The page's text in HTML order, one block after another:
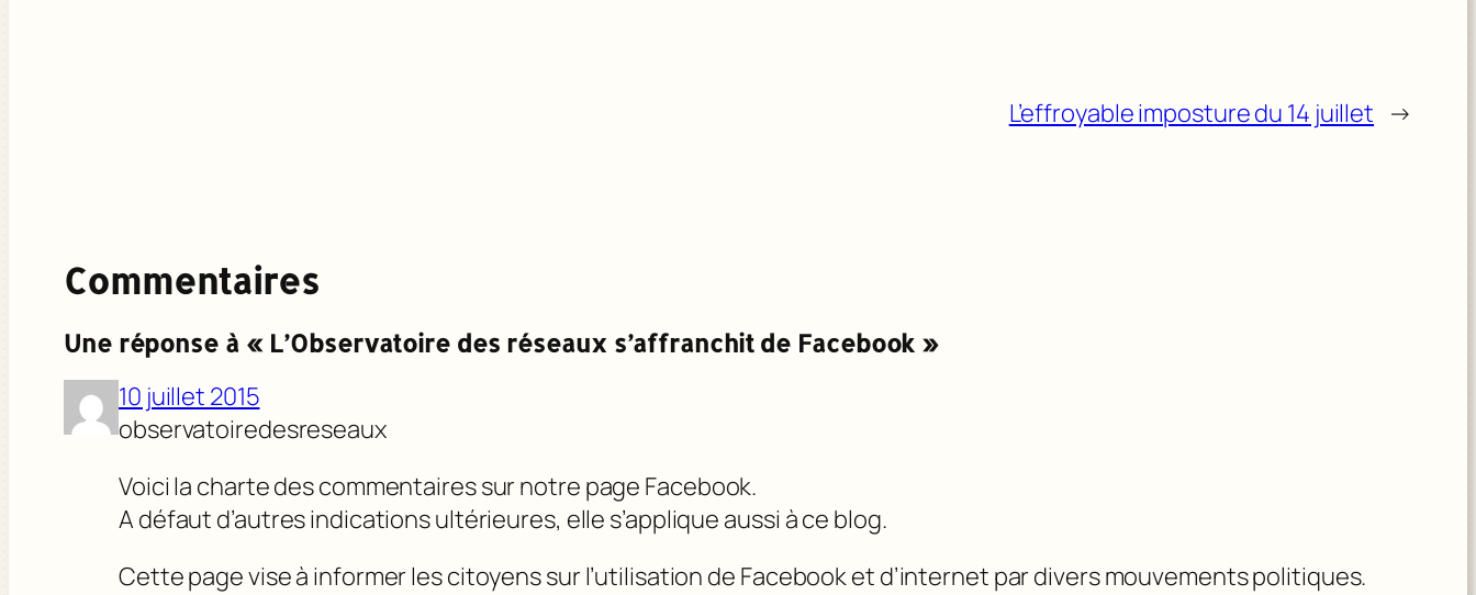
L’effroyable imposture du 14 juillet →
Commentaires
Une réponse à « L’Observatoire des réseaux s’affranchit de Facebook »
10 juillet 2015
observatoiredesreseaux
Voici la charte des commentaires sur notre page Facebook.
A défaut d’autres indications ultérieures, elle s’applique aussi à ce blog.
Cette page vise à informer les citoyens sur l’utilisation de Facebook et d’internet par divers mouvements politiques.